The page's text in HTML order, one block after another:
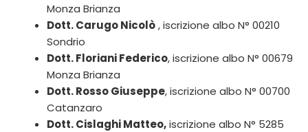
Monza Brianza
Dott. Carugo Nicolò, iscrizione albo N° 00210
Sondrio
Dott. Floriani Federico, iscrizione albo N° 00679
Monza Brianza
Dott. Rosso Giuseppe, iscrizione albo N° 00700
Catanzaro
Dott. Cislaghi Matteo,iscrizione albo N° 5285